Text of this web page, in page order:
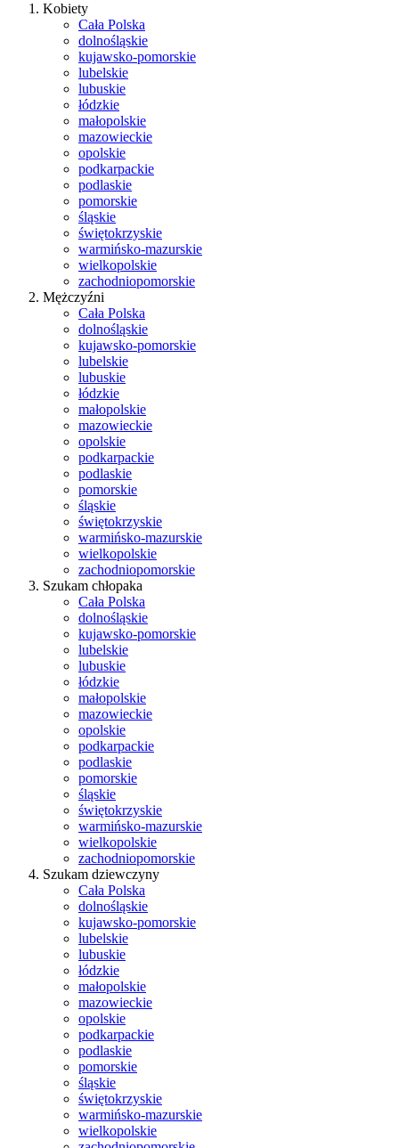
Kobiety
Cała Polska
dolnośląskie
kujawsko-pomorskie
lubelskie
lubuskie
łódzkie
małopolskie
mazowieckie
opolskie
podkarpackie
podlaskie
pomorskie
śląskie
świętokrzyskie
warmińsko-mazurskie
wielkopolskie
zachodniopomorskie
Mężczyźni
Cała Polska
dolnośląskie
kujawsko-pomorskie
lubelskie
lubuskie
łódzkie
małopolskie
mazowieckie
opolskie
podkarpackie
podlaskie
pomorskie
śląskie
świętokrzyskie
warmińsko-mazurskie
wielkopolskie
zachodniopomorskie
Szukam chłopaka
Cała Polska
dolnośląskie
kujawsko-pomorskie
lubelskie
lubuskie
łódzkie
małopolskie
mazowieckie
opolskie
podkarpackie
podlaskie
pomorskie
śląskie
świętokrzyskie
warmińsko-mazurskie
wielkopolskie
zachodniopomorskie
Szukam dziewczyny
Cała Polska
dolnośląskie
kujawsko-pomorskie
lubelskie
lubuskie
łódzkie
małopolskie
mazowieckie
opolskie
podkarpackie
podlaskie
pomorskie
śląskie
świętokrzyskie
warmińsko-mazurskie
wielkopolskie